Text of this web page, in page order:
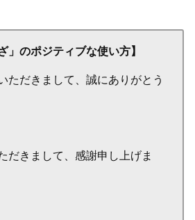
」のポジティブな使い方】
ただきまして、誠にありがとう
だきまして、感謝申し上げま